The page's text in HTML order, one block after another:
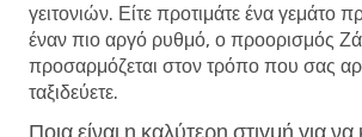
γειτονιών. Είτε προτιμάτε ένα γεμάτο
έναν πιο αργό ρυθμό, ο προορισμός
προσαρμόζεται στον τρόπο που σας
ταξιδεύετε.